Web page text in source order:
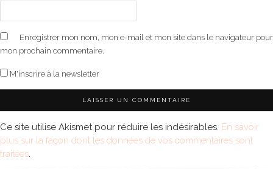
Enregistrer mon nom, mon e-mail et mon site dans le navigateur pour
mon prochain commentaire.
M'inscrire à la newsletter
Ce site utilise Akismet pour réduire les indésirables. En savoir
plus sur la façon dont les données de vos commentaires sont
traitées.